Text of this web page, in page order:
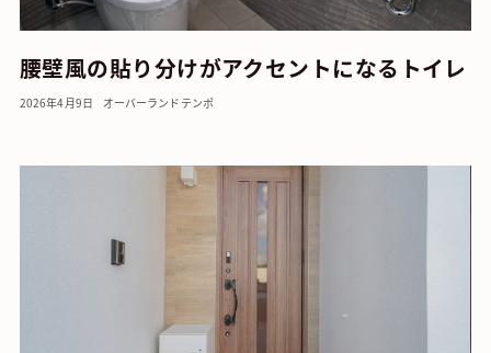
腰壁風の貼り分けがアクセントになるトイレ
2026年4月9日 オーバーランド テンポ